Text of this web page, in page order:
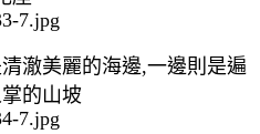
澈美麗的海邊,一邊則是遍
的山坡